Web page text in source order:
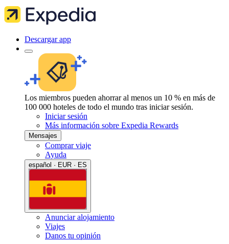
Descargar app
Los miembros pueden ahorrar al menos un 10 % en más de
100 000 hoteles de todo el mundo tras iniciar sesión.
Iniciar sesión
Más información sobre Expedia Rewards
Mensajes
Comprar viaje
Ayuda
español · EUR · ES
Anunciar alojamiento
Viajes
Danos tu opinión